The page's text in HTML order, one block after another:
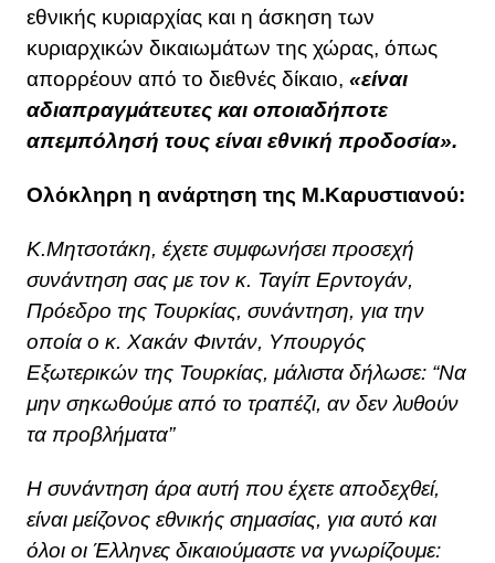
εθνικής κυριαρχίας και η άσκηση των
κυριαρχικών δικαιωμάτων της χώρας, όπως
απορρέουν από το διεθνές δίκαιο, «είναι
αδιαπραγμάτευτες και οποιαδήποτε
απεμπόλησή τους είναι εθνική προδοσία».
Ολόκληρη η ανάρτηση της Μ.Καρυστιανού:
K.Μητσοτάκη, έχετε συμφωνήσει προσεχή
συνάντηση σας με τον κ. Ταγίπ Ερντογάν,
Πρόεδρο της Τουρκίας, συνάντηση, για την
οποία ο κ. Χακάν Φιντάν, Υπουργός
Εξωτερικών της Τουρκίας, μάλιστα δήλωσε: “Να
μην σηκωθούμε από το τραπέζι, αν δεν λυθούν
τα προβλήματα”
Η συνάντηση άρα αυτή που έχετε αποδεχθεί,
είναι μείζονος εθνικής σημασίας, για αυτό και
όλοι οι Έλληνες δικαιούμαστε να γνωρίζουμε: